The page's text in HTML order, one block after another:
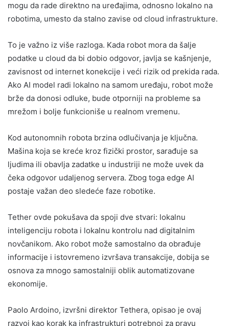
mogu da rade direktno na uređajima, odnosno lokalno na
robotima, umesto da stalno zavise od cloud infrastrukture.
To je važno iz više razloga. Kada robot mora da šalje
podatke u cloud da bi dobio odgovor, javlja se kašnjenje,
zavisnost od internet konekcije i veći rizik od prekida rada.
Ako AI model radi lokalno na samom uređaju, robot može
brže da donosi odluke, bude otporniji na probleme sa
mrežom i bolje funkcioniše u realnom vremenu.
Kod autonomnih robota brzina odlučivanja je ključna.
Mašina koja se kreće kroz fizički prostor, sarađuje sa
ljudima ili obavlja zadatke u industriji ne može uvek da
čeka odgovor udaljenog servera. Zbog toga edge AI
postaje važan deo sledeće faze robotike.
Tether ovde pokušava da spoji dve stvari: lokalnu
inteligenciju robota i lokalnu kontrolu nad digitalnim
novčanikom. Ako robot može samostalno da obrađuje
informacije i istovremeno izvršava transakcije, dobija se
osnova za mnogo samostalniji oblik automatizovane
ekonomije.
Paolo Ardoino, izvršni direktor Tethera, opisao je ovaj
razvoj kao korak ka infrastrukturi potrebnoj za pravu